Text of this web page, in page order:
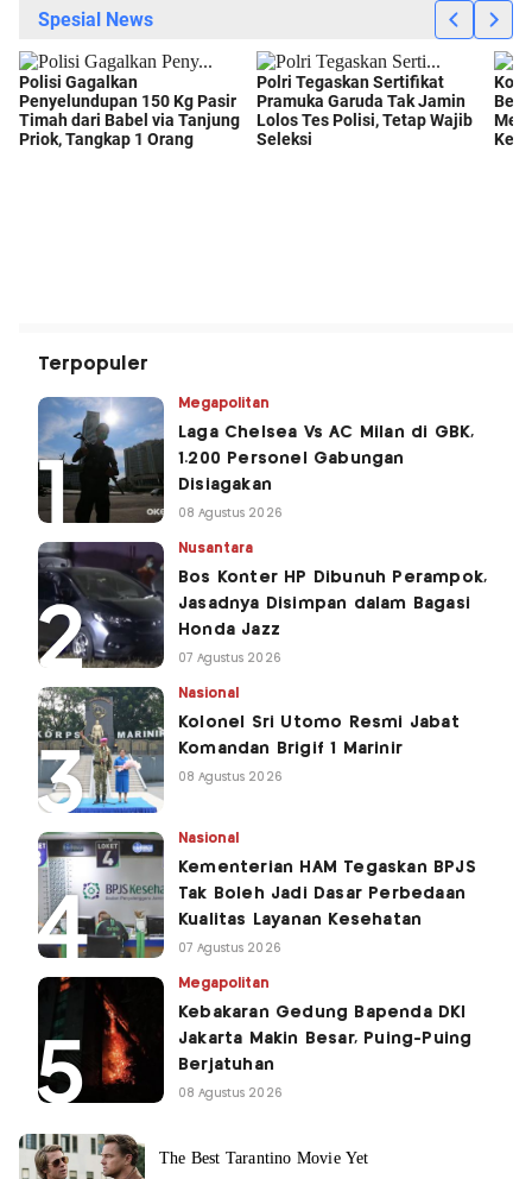
Terpopuler
Megapolitan
Laga Chelsea Vs AC Milan di GBK,
1.200 Personel Gabungan
Disiagakan
08 Agustus 2026
Nusantara
Bos Konter HP Dibunuh Perampok,
Jasadnya Disimpan dalam Bagasi
Honda Jazz
07 Agustus 2026
Nasional
Kolonel Sri Utomo Resmi Jabat
Komandan Brigif 1 Marinir
08 Agustus 2026
Nasional
Kementerian HAM Tegaskan BPJS
Tak Boleh Jadi Dasar Perbedaan
Kualitas Layanan Kesehatan
07 Agustus 2026
Megapolitan
Kebakaran Gedung Bapenda DKI
Jakarta Makin Besar, Puing-Puing
Berjatuhan
08 Agustus 2026